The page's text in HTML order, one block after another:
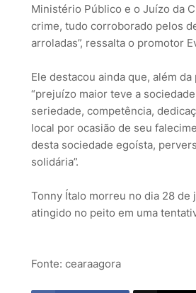
Ministério Público e o Juízo da
crime, tudo corroborado pelos
arroladas”, ressalta o promotor
Ele destacou ainda que, além
“prejuízo maior teve a
seriedade, competência,
local por ocasião de seu
desta sociedade egoísta,
solidária”.
Tonny Ítalo morreu no dia 28 de
atingido no peito em uma
Fonte: cearaagora